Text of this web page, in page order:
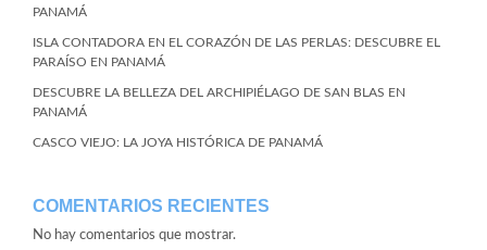
PANAMÁ
ISLA CONTADORA EN EL CORAZÓN DE LAS PERLAS: DESCUBRE EL
PARAÍSO EN PANAMÁ
DESCUBRE LA BELLEZA DEL ARCHIPIÉLAGO DE SAN BLAS EN
PANAMÁ
CASCO VIEJO: LA JOYA HISTÓRICA DE PANAMÁ
COMENTARIOS RECIENTES
No hay comentarios que mostrar.